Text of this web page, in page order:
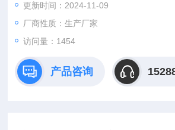
更新时间：2024-11-09
厂商性质：生产厂家
访问量：1454
产品咨询